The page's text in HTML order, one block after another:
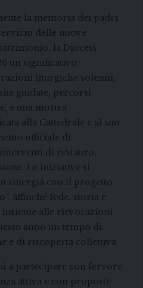
la memoria dei padri
delle nuove
la Diocesi
un significativo
liturgiche solenni,
guidate, percorsi
e una mostra
alla Cattedrale e al suo
ufficiale di
di restauro,
Le iniziative si
sinergia con il progetto
affinché fede, storia e
alle rievocazioni
anno un tempo di
e di riscoperta collettiva.
a partecipare con fervore
attiva e con proposte